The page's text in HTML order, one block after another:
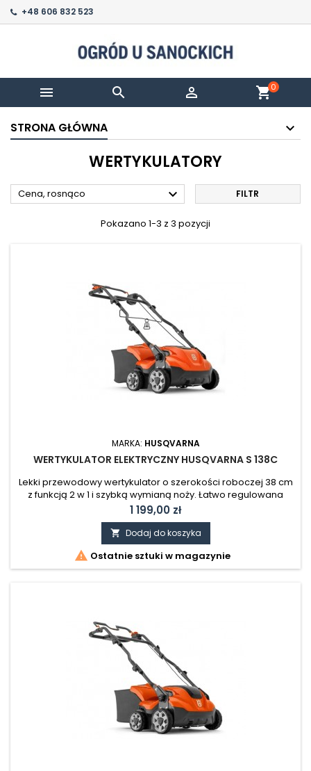
+48 606 832 523
   shopping_cart0
STRONA GŁÓWNA
WERTYKULATORY
Cena, rosnąco  FILTR
Pokazano 1-3 z 3 pozycji
MARKA: HUSQVARNA
WERTYKULATOR ELEKTRYCZNY HUSQVARNA S 138C
Lekki przewodowy wertykulator o szerokości roboczej 38 cm
z funkcją 2 w 1 i szybką wymianą noży. Łatwo regulowana
głębokość robocza oraz mocny silnik powodują skutecznie
usuwanie mchu i suchej zalegającej trawy z trawnika.
Cena
1 199,00 zł
 Dodaj do koszyka
 Ostatnie sztuki w magazynie